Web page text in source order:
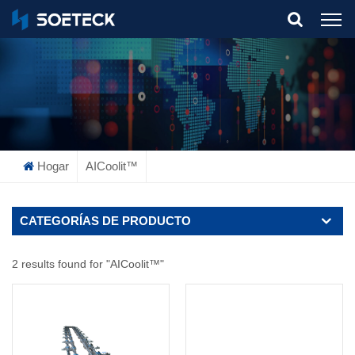
What Are You Looking For?
Hogar AICoolit™
CATEGORÍAS DE PRODUCTO
2 results found for "AICoolit™"